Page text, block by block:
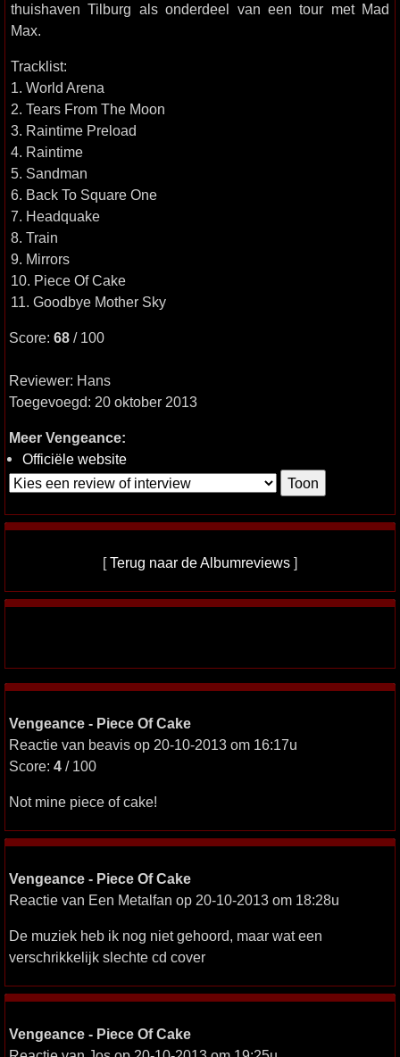
thuishaven Tilburg als onderdeel van een tour met Mad
Max.
Tracklist:
1. World Arena
2. Tears From The Moon
3. Raintime Preload
4. Raintime
5. Sandman
6. Back To Square One
7. Headquake
8. Train
9. Mirrors
10. Piece Of Cake
11. Goodbye Mother Sky
Score: 68 / 100
Reviewer: Hans
Toegevoegd: 20 oktober 2013
Meer Vengeance:
Officiële website
[Terug naar de Albumreviews ]
Vengeance - Piece Of Cake
Reactie van beavis op 20-10-2013 om 16:17u
Score: 4 / 100
Not mine piece of cake!
Vengeance - Piece Of Cake
Reactie van Een Metalfan op 20-10-2013 om 18:28u
De muziek heb ik nog niet gehoord, maar wat een
verschrikkelijk slechte cd cover
Vengeance - Piece Of Cake